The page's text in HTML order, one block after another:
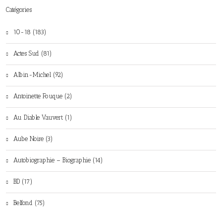
Catégories
10-18 (183)
Actes Sud (81)
Albin-Michel (92)
Antoinette Fouque (2)
Au Diable Vauvert (1)
Aube Noire (3)
Autobiographie – Biographie (14)
BD (17)
Belfond (75)